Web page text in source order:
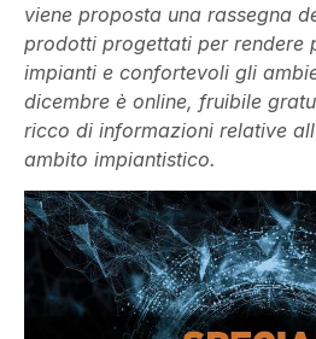
viene proposta una rassegna
prodotti progettati per rendere
impianti e confortevoli gli
dicembre è online, fruibile
ricco di informazioni relative
ambito impiantistico.